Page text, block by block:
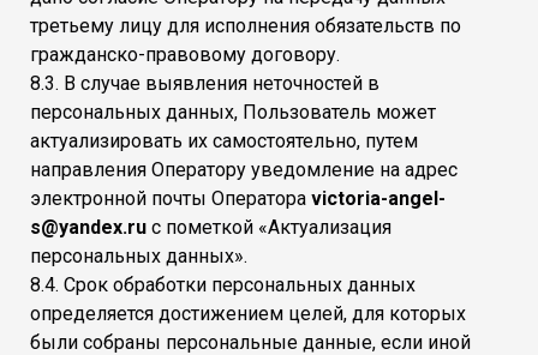
третьему лицу для исполнения обязательств по
гражданско-правовому договору.
8.3. В случае выявления неточностей в
персональных данных, Пользователь может
актуализировать их самостоятельно, путем
направления Оператору уведомление на адрес
электронной почты Оператора victoria-angel-
s@yandex.ru с пометкой «Актуализация
персональных данных».
8.4. Срок обработки персональных данных
определяется достижением целей, для которых
были собраны персональные данные, если иной